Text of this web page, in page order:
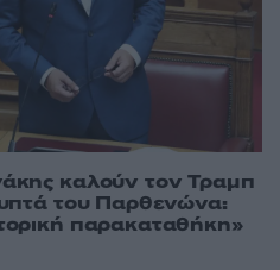
καλούν τον Τραμπ
του Παρθενώνα:
παρακαταθήκη»